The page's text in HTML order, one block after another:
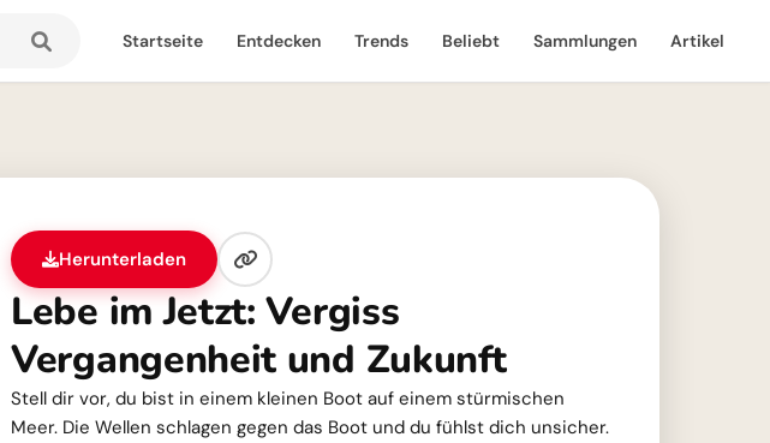
Startseite Entdecken Trends Beliebt Sammlungen Artikel
Herunterladen
Lebe im Jetzt: Vergiss
Vergangenheit und Zukunft
Stell dir vor, du bist in einem kleinen Boot auf einem stürmischen
Meer. Die Wellen schlagen gegen das Boot und du fühlst dich unsicher.